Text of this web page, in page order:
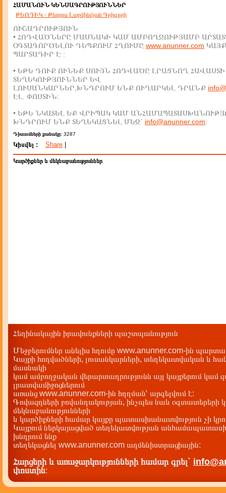
ՀԱՄԱՆՈՒՆ ԿԵՆՍԱԳՐՈՒԹՅՈՒՆՆԵՐ
ԹԵՈԴԻԿ - Թեոդոս Լաբճինճյան Գրիգորի
ՈՒՇԱԴՐՈՒԹՅՈՒՆ
• ՀՈԴՎԱԾՆԵՐԸ ՄԱՍՆԱԿԻ ԿԱՄ ԱՄԲՈՂՋՈՒԹՅԱՄԲ
ՕԳՏԱԳՈՐԾԵԼՈՒ ԴԵՊՔՈՒՄ ՀՂՈՒՄԸ www.anunner.com
ՊԱՐՏԱԴԻՐ Է :
• ԵԹԵ ԴՈՒՔ ՈՒՆԵՔ ՍՈՒՅՆ ՀՈԴՎԱԾԸ ԼՐԱՑՆՈՂ ՀԱՎԱՍՏԻ
ՏԵՂԵԿՈՒԹՅՈՒՆՆԵՐ ԵՎ
ԼՈՒՍԱՆԿԱՐՆԵՐ,ԽՆԴՐՈՒՄ ԵՆՔ ՈՒՂԱՐԿԵԼ ԴՐԱՆՔ
ԷԼ. ՓՈՍՏԻՆ:
• ԵԹԵ ՆԿԱՏԵԼ ԵՔ ՎՐԻՊԱԿ ԿԱՄ
ԽՆԴՐՈՒՄ ԵՆՔ ՏԵՂԵԿԱՑՆԵԼ ՄԵԶ` info@anunner.com:
Դիտումների քանակը: 3287
Կիսվել : Share
Կարծիքներ և մեկնաբանություններ
Հեղինակային իրավունքների պաշտպանություն
Մեջբերումներ անելիս հղումը www.anunner.com-ին
Կայքի հոդվածների, լուսանկարների, տեղեկատվական և
մասնակի
կամ ամբողջական վերարտադրությունն այլ կայքերում կամ
լրատվամիջոցներում
առանց www.anunner.com-ին հղղման՝ արգելվում է:
Գովազդների բովանդակության, ինչպես նաև օգտատերերի
մեկնաբանությունների
և կարծիքների համար կայքը պատասխանատվություն չի
Կայքում ներկայացված տեղեկատվության
խնդրում ենք
տեղեկացնել www.anunner.com ադմենիստրացիային:
Հարցերի և առաջարկությունների համար գրել`
փոստին: